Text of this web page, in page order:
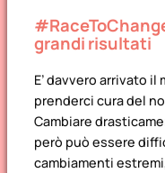
grandi risultati
E’ davvero arrivato
prenderci cura del
Cambiare
però può essere
cambiamenti